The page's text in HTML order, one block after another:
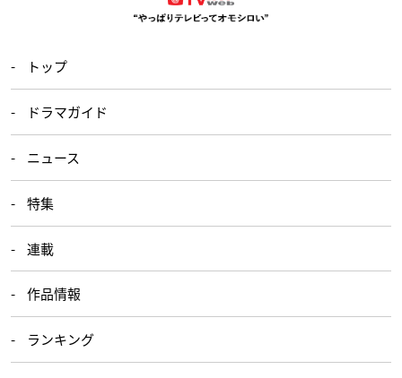
トップ
ドラマガイド
ニュース
特集
連載
作品情報
ランキング